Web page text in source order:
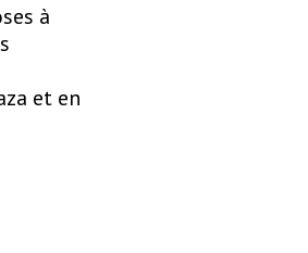
à
et en